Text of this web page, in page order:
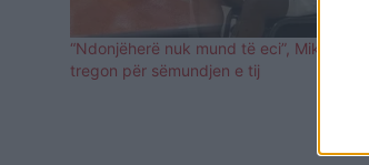
“Ndonjëherë nuk mund të eci”, Mike Tyson
tregon për sëmundjen e tij